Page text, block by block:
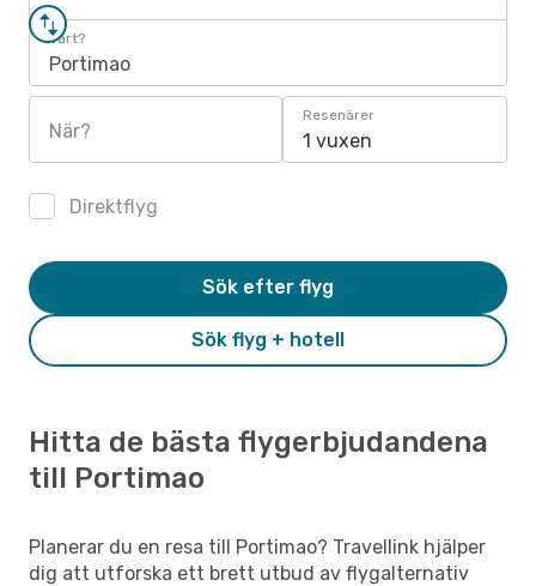
Vart?
Portimao
När?
Resenärer
1 vuxen
Direktflyg
Sök flyg + hotell
Sök efter flyg
Hitta de bästa flygerbjudandena
till Portimao
Planerar du en resa till Portimao? Travellink hjälper
dig att utforska ett brett utbud av flygalternativ